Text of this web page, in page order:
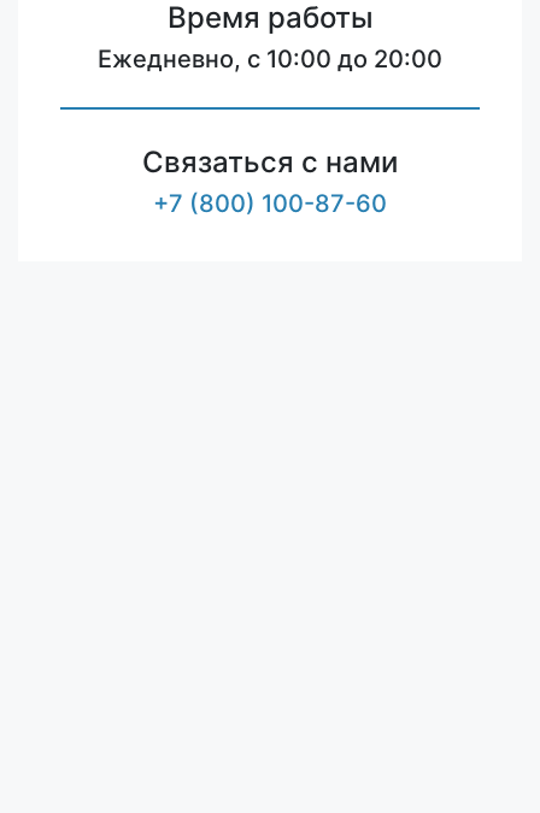
Время работы
Ежедневно, с 10:00 до 20:00
Связаться с нами
+7 (800) 100-87-60